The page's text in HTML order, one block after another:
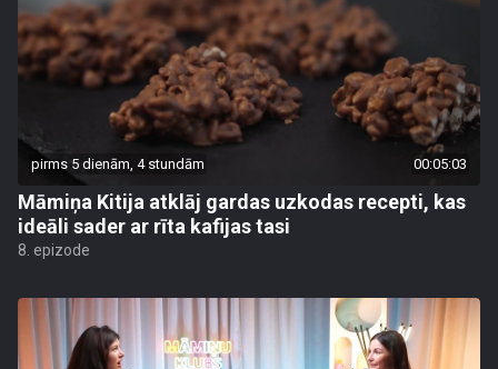
pirms 5 dienām, 4 stundām 00:05:03
Māmiņa Kitija atklāj gardas uzkodas recepti, kas
ideāli sader ar rīta kafijas tasi
8. epizode